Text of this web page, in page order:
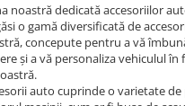
noastră dedicată accesoriilor
o gamă diversificată de
concepute pentru a vă
și a vă personaliza vehiculul în
auto cuprinde o varietate de